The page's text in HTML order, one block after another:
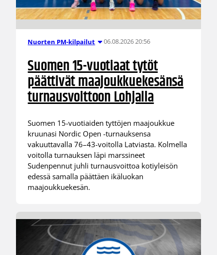
Nuorten PM-kilpailut 06.08.2026 20:56
Suomen 15-vuotiaat tytöt
päättivät maajoukkuekesänsä
turnausvoittoon Lohjalla
Suomen 15-vuotiaiden tyttöjen maajoukkue
kruunasi Nordic Open -turnauksensa
vakuuttavalla 76–43-voitolla Latviasta. Kolmella
voitolla turnauksen läpi marssineet
Sudenpennut juhli turnausvoittoa kotiyleisön
edessä samalla päättäen ikäluokan
maajoukkuekesän.